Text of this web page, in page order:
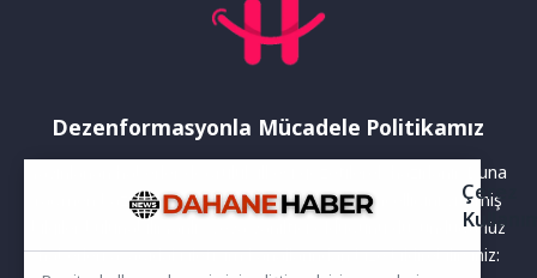
Dezenformasyonla Mücadele Politikamız
Yayınlanan haberler doğruluk ilkesi gözetilerek hazırlanır. Buna
rağmen bazı içeriklerde eksik, hatalı veya güncelliğini yitirmiş
bilgiler bulunabilir.Yanlış veya yanıltıcı olduğunu düşündüğünüz
haberleri aşağıdaki iletişim kanallarından bize bildirebilirsiniz:
Çerez